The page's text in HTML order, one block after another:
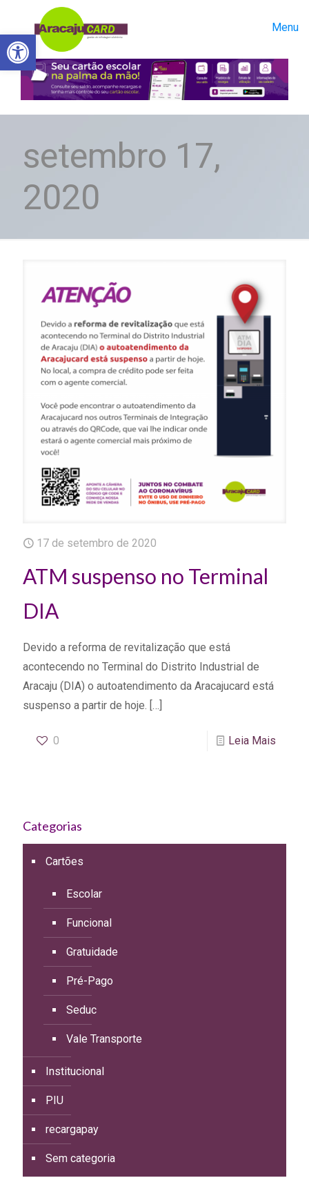
Abrir a barra de ferramentas
Menu
setembro 17,
2020
17 de setembro de 2020
ATM suspenso no Terminal
DIA
Devido a reforma de revitalização que está
acontecendo no Terminal do Distrito Industrial de
Aracaju (DIA) o autoatendimento da Aracajucard está
suspenso a partir de hoje. […]
0 Leia Mais
Categorias
Cartões
Escolar
Funcional
Gratuidade
Pré-Pago
Seduc
Vale Transporte
Institucional
PIU
recargapay
Sem categoria